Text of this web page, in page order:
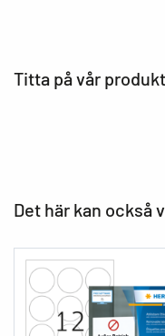
Titta på vår
Det här kan också